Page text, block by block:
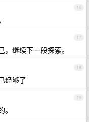
16
17
继续下一段探索。
18
经够了
19